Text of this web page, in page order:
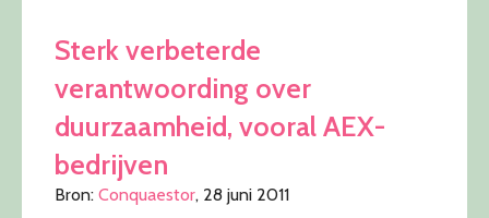
Sterk verbeterde
verantwoording over
duurzaamheid, vooral AEX-
bedrijven
Bron: Conquaestor, 28 juni 2011